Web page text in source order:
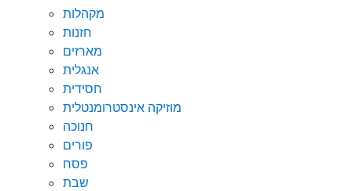
מקהלות
חזנות
מארזים
אנגלית
חסידית
מוזיקה אינסטרומנטלית
חנוכה
פורים
פסח
שבת